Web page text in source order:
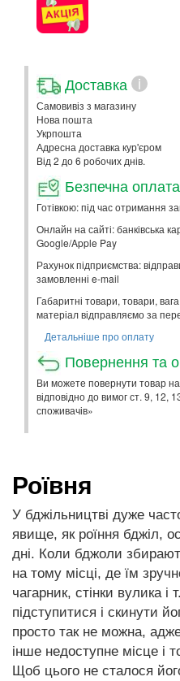
Доставка i
Самовивіз з магазину
Нова пошта
Укрпошта
Адресна доставка кур'єром
Від 2 до 6 робочих днів.
Безпечна оплата
Готівкою: під час отримання
Онлайн на сайті: банківська
Google/Apple Pay
Рахунок підприємства:
замовленні e-mail
Габаритні товари, товари,
матеріал відправляємо за
Детальніше про оплату
Повернення та
Ви можете повернути товар
відповідно до вимог ст. 9, 12,
споживачів»
Роївня
У бджільництві дуже
явище, як роїння бджіл,
дні. Коли бджоли
на тому місці, де їм
чагарник, стінки вулика
підступитися і скинути
просто так не можна,
інше недоступне місце і
Щоб цього не сталося